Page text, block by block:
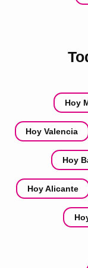
Hoy
Hoy Valencia
Hoy
Hoy Alicante